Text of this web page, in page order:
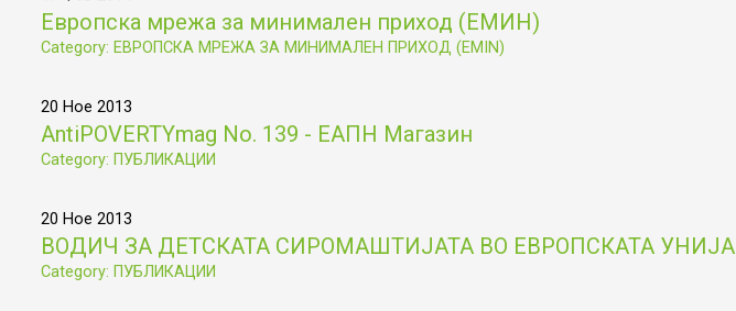
Европска мрежа за минимален приход (ЕМИН)
Category: ЕВРОПСКА МРЕЖА ЗА МИНИМАЛЕН ПРИХОД (EMIN)
20 Ное 2013
AntiPOVERTYmag No. 139 - ЕАПН Магазин
Category: ПУБЛИКАЦИИ
20 Ное 2013
ВОДИЧ ЗА ДЕТСКАТА СИРОМАШТИЈАТА ВО ЕВРОПСКАТА УНИЈА
Category: ПУБЛИКАЦИИ